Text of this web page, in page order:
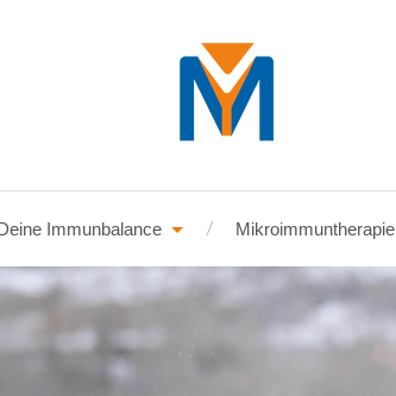
Immunbalance Mikroimmuntherapie